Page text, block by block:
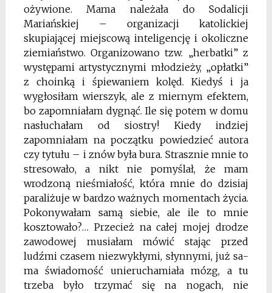
ożywione. Mama należała do Sodalicji
Mariańskiej – organizacji katolickiej
skupiającej miejscową inteligencję i okolicz­ne
ziemiaństwo. Organizowano tzw. „herbatki” z
występami artystycznymi młodzieży, „opłatki”
z choinką i śpiewaniem kolęd. Kiedyś i ja
wygłosiłam wierszyk, ale z miernym efektem,
bo zapomniałam dygnąć. Ile się potem w domu
nasłuchałam od siostry! Kiedy indziej
zapomniałam na początku powiedzieć autora
czy tytułu – i znów była bura. Strasznie mnie to
stresowało, a nikt nie pomyślał, że mam
wrodzoną nieśmia­łość, która mnie do dzisiaj
paraliżuje w bardzo ważnych momentach życia.
Pokonywa­łam samą siebie, ale ile to mnie
kosztowało?… Przecież na całej mojej drodze
zawodowej musiałam mówić stając przed
ludźmi czasem niezwykłymi, słynnymi, już sa­
ma świadomość unieruchamiała mózg, a tu
trzeba było trzymać się na nogach, nie